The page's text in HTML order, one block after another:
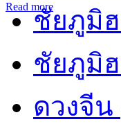
Read moreชัยภูมิฮ
ชัยภูมิฮ
ดวงจีน